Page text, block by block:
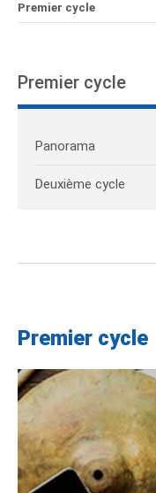
Premier cycle
Premier cycle
Panorama
Deuxième cycle
Premier cycle